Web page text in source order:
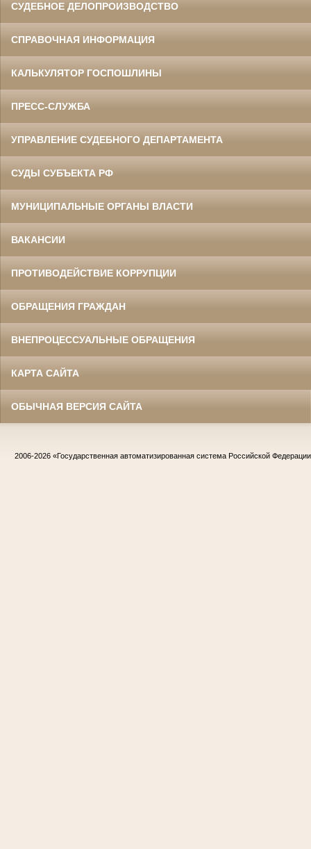
СУДЕБНОЕ ДЕЛОПРОИЗВОДСТВО
СПРАВОЧНАЯ ИНФОРМАЦИЯ
КАЛЬКУЛЯТОР ГОСПОШЛИНЫ
ПРЕСС-СЛУЖБА
УПРАВЛЕНИЕ СУДЕБНОГО ДЕПАРТАМЕНТА
СУДЫ СУБЪЕКТА РФ
МУНИЦИПАЛЬНЫЕ ОРГАНЫ ВЛАСТИ
ВАКАНСИИ
ПРОТИВОДЕЙСТВИЕ КОРРУПЦИИ
ОБРАЩЕНИЯ ГРАЖДАН
ВНЕПРОЦЕССУАЛЬНЫЕ ОБРАЩЕНИЯ
КАРТА САЙТА
ОБЫЧНАЯ ВЕРСИЯ САЙТА
2006-2026 «Государственная автоматизированная система Российской